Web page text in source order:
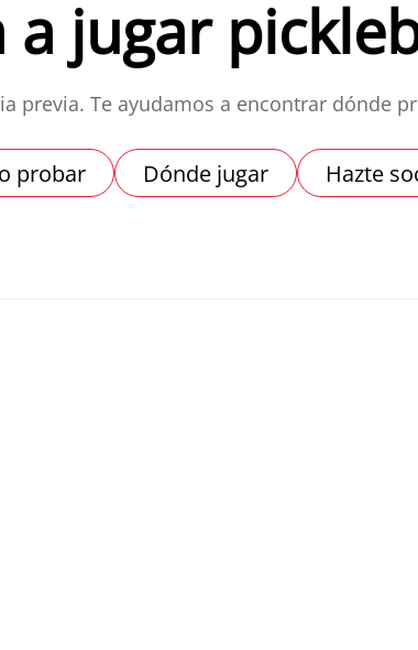
a jugar
previa. Te ayudamos a encontrar dónde
probar Dónde jugar Hazte